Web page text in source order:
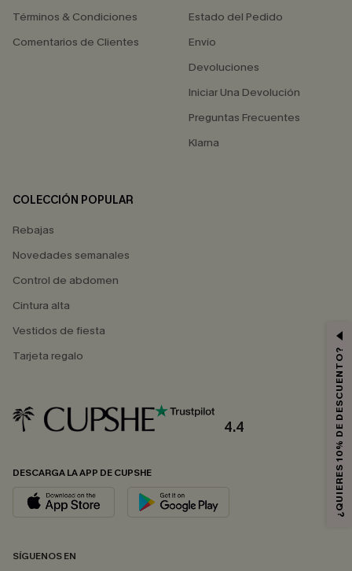
Términos & Condiciones
Comentarios de Clientes
Estado del Pedido
Envío
Devoluciones
Iniciar Una Devolución
Preguntas Frecuentes
Klarna
COLECCIÓN POPULAR
Rebajas
Novedades semanales
Control de abdomen
Cintura alta
Vestidos de fiesta
Tarjeta regalo
4.4
DESCARGA LA APP DE CUPSHE
SÍGUENOS EN
¿QUIERES 10% DE DESCUENTO?